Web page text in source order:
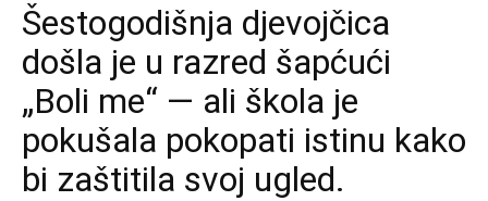
Šestogodišnja djevojčica
došla je u razred šapćući
„Boli me“ — ali škola je
pokušala pokopati istinu kako
bi zaštitila svoj ugled.